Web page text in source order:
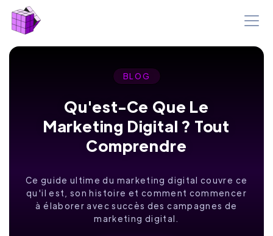
BLOG
Qu'est-Ce Que Le
Marketing Digital ? Tout
Comprendre
Ce guide ultime du marketing digital couvre ce
qu'il est, son histoire et comment commencer
à élaborer avec succès des campagnes de
marketing digital.